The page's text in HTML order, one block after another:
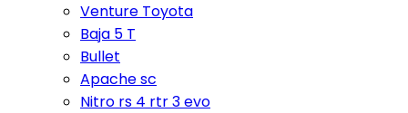
Venture Toyota
Baja 5 T
Bullet
Apache sc
Nitro rs 4 rtr 3 evo